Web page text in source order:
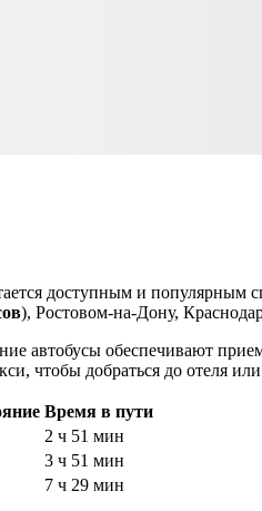
доступным и популярным
), Ростовом-на-Дону,
автобусы обеспечивают
чтобы добраться до отеля
Время в пути
2 ч 51 мин
3 ч 51 мин
7 ч 29 мин